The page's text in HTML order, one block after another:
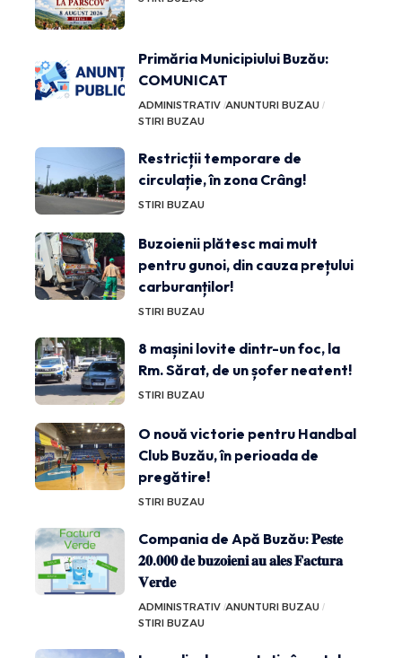
Primăria Municipiului Buzău:
COMUNICAT
ADMINISTRATIV ANUNTURI BUZAU
STIRI BUZAU
Restricții temporare de
circulație, în zona Crâng!
STIRI BUZAU
Buzoienii plătesc mai mult
pentru gunoi, din cauza prețului
carburanților!
STIRI BUZAU
8 mașini lovite dintr-un foc, la
Rm. Sărat, de un șofer neatent!
STIRI BUZAU
O nouă victorie pentru Handbal
Club Buzău, în perioada de
pregătire!
STIRI BUZAU
Compania de Apă Buzău: 𝐏𝐞𝐬𝐭𝐞
𝟐𝟎.𝟎𝟎𝟎 𝐝𝐞 𝐛𝐮𝐳𝐨𝐢𝐞𝐧𝐢 𝐚𝐮 𝐚𝐥𝐞𝐬 𝐅𝐚𝐜𝐭𝐮𝐫𝐚
𝐕𝐞𝐫𝐝𝐞
ADMINISTRATIV ANUNTURI BUZAU
STIRI BUZAU